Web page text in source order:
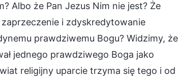
Albo że Pan Jezus Nim nie jest? Że
i zdyskredytowanie
prawdziwemu Bogu? Widzimy, że
jednego prawdziwego Boga jako
religijny uparcie trzyma się tego i od